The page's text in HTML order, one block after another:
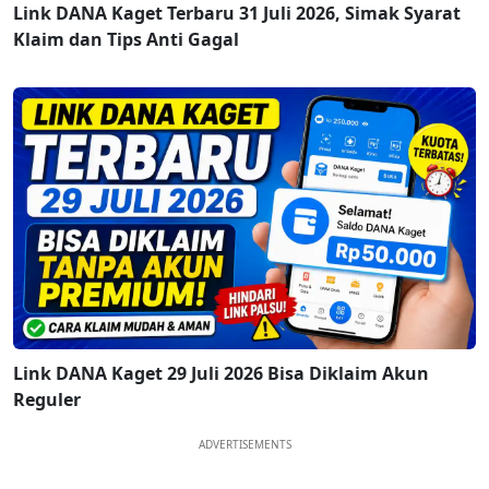
Link DANA Kaget Terbaru 31 Juli 2026, Simak Syarat
Klaim dan Tips Anti Gagal
Link DANA Kaget 29 Juli 2026 Bisa Diklaim Akun
Reguler
ADVERTISEMENTS